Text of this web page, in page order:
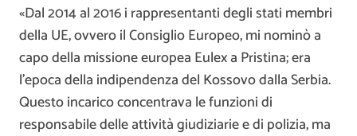
«Dal 2014 al 2016 i rappresentanti degli stati membri
della UE, ovvero il Consiglio Europeo, mi nominò a
capo della missione europea Eulex a Pristina; era
l’epoca della indipendenza del Kossovo dalla Serbia.
Questo incarico concentrava le funzioni di
responsabile delle attività giudiziarie e di polizia, ma